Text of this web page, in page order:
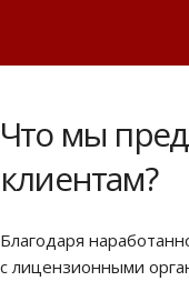
Что мы
клиентам?
Благодаря
с лицензионными